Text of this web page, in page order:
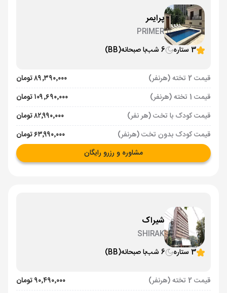
پرایمر
PRIMER
3 ستاره
6 شب با صبحانه(BB)
قیمت 2 تخته (هرنفر)
۸۹٬۳۹۰٬۰۰۰ تومان
قیمت 1 تخته (هرنفر)
۱۰۹٬۶۹۰٬۰۰۰ تومان
قیمت کودک با تخت (هر نفر)
۸۲٬۹۹۰٬۰۰۰ تومان
قیمت کودک بدون تخت (هرنفر)
۶۳٬۹۹۰٬۰۰۰ تومان
مشاوره و رزرو رایگان
شیراک
SHIRAK
3 ستاره
6 شب با صبحانه(BB)
قیمت 2 تخته (هرنفر)
۹۰٬۴۹۰٬۰۰۰ تومان